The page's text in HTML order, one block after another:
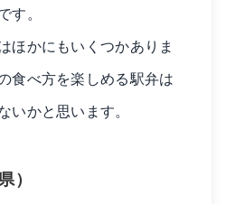
す。
ほかにもいくつかありま
食べ方を楽しめる駅弁は
いかと思います。
）